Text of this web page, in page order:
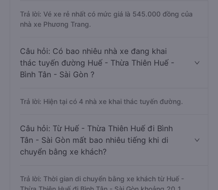
Trả lời: Vé xe rẻ nhất có mức giá là 545.000 đồng của
nhà xe Phương Trang.
Câu hỏi: Có bao nhiêu nhà xe đang khai
thác tuyến đường Huế - Thừa Thiên Huế -
Bình Tân - Sài Gòn ?
Trả lời: Hiện tại có 4 nhà xe khai thác tuyến đường.
Câu hỏi: Từ Huế - Thừa Thiên Huế đi Bình
Tân - Sài Gòn mất bao nhiêu tiếng khi di
chuyển bằng xe khách?
Trả lời: Thời gian di chuyển bằng xe khách từ Huế -